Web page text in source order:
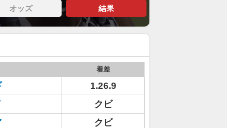
オッズ 結果
着差
1.26.9
クビ
クビ